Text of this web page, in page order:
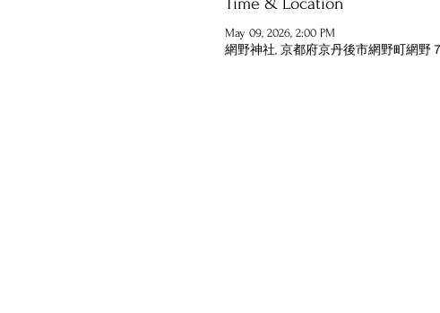
May 09, 2026, 2:00 PM
網野神社, 京都府京丹後市網野町網野